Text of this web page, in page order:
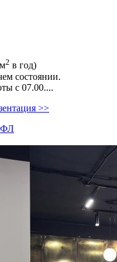
2 в год)
состоянии.
с 07.00....
>>
ФЛ